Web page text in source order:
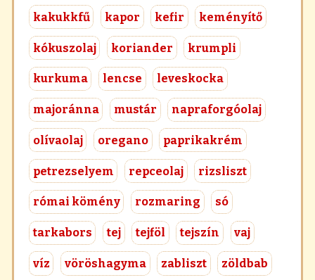
kakukkfű kapor kefir keményítő
kókuszolaj koriander krumpli
kurkuma lencse leveskocka
majoránna mustár napraforgóolaj
olívaolaj oregano paprikakrém
petrezselyem repceolaj rizsliszt
római kömény rozmaring só
tarkabors tej tejföl tejszín vaj
víz vöröshagyma zabliszt zöldbab